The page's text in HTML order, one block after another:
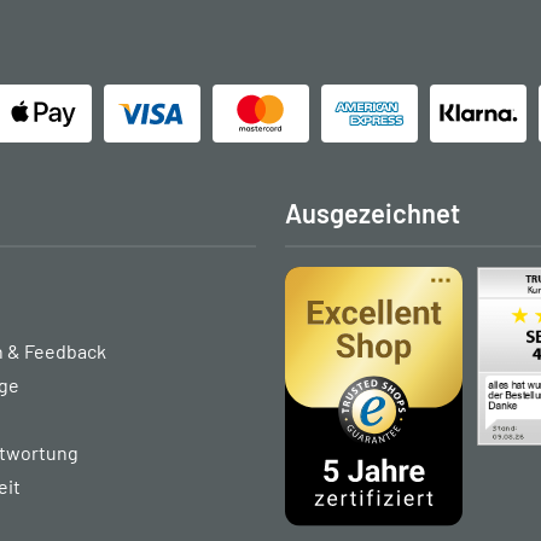
Feedback
Ausgezeichnet